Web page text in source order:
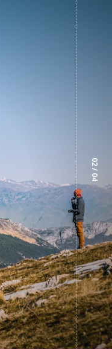
02
/ 04